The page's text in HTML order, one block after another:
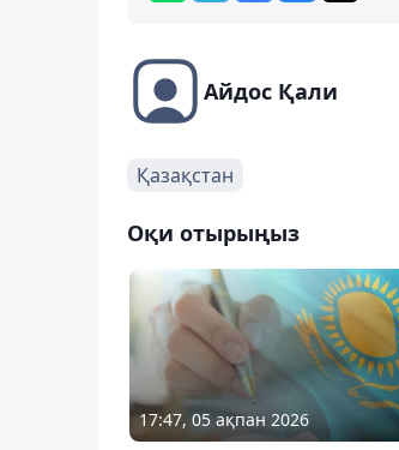
Айдос Қали
Қазақстан
Оқи отырыңыз
17:47, 05 ақпан 2026